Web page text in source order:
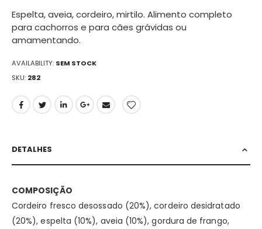
Espelta, aveia, cordeiro, mirtilo. Alimento completo
para cachorros e para cães grávidas ou
amamentando.
AVAILABILITY: SEM STOCK
SKU 282
DETALHES
COMPOSIÇÃO
Cordeiro fresco desossado (20%), cordeiro desidratado
(20%), espelta (10%), aveia (10%), gordura de frango,